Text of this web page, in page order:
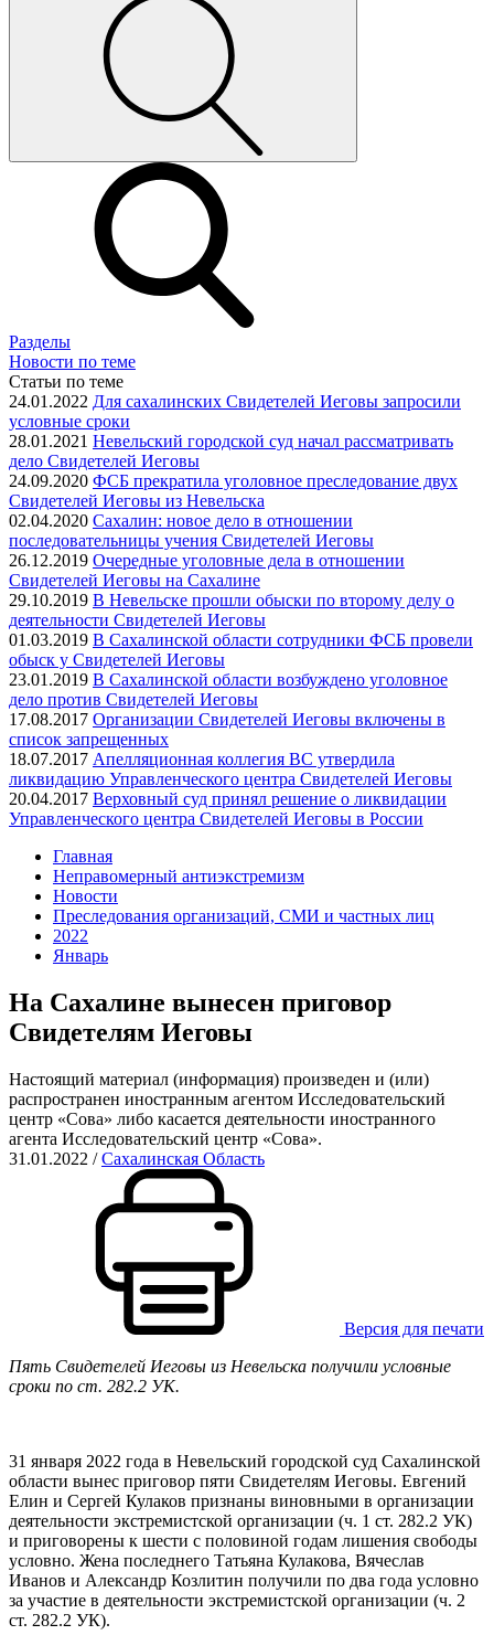
Разделы
Новости по теме
Статьи по теме
24.01.2022 Для сахалинских Свидетелей Иеговы запросили
условные сроки
28.01.2021 Невельский городской суд начал рассматривать
дело Свидетелей Иеговы
24.09.2020 ФСБ прекратила уголовное преследование двух
Свидетелей Иеговы из Невельска
02.04.2020 Сахалин: новое дело в отношении
последовательницы учения Свидетелей Иеговы
26.12.2019 Очередные уголовные дела в отношении
Свидетелей Иеговы на Сахалине
29.10.2019 В Невельске прошли обыски по второму делу о
деятельности Свидетелей Иеговы
01.03.2019 В Сахалинской области сотрудники ФСБ провели
обыск у Свидетелей Иеговы
23.01.2019 В Сахалинской области возбуждено уголовное
дело против Свидетелей Иеговы
17.08.2017 Организации Свидетелей Иеговы включены в
список запрещенных
18.07.2017 Апелляционная коллегия ВC утвердила
ликвидацию Управленческого центра Свидетелей Иеговы
20.04.2017 Верховный суд принял решение о ликвидации
Управленческого центра Свидетелей Иеговы в России
Главная
Неправомерный антиэкстремизм
Новости
Преследования организаций, СМИ и частных лиц
2022
Январь
На Сахалине вынесен приговор
Свидетелям Иеговы
Настоящий материал (информация) произведен и (или)
распространен иностранным агентом Исследовательский
центр «Сова» либо касается деятельности иностранного
агента Исследовательский центр «Сова».
31.01.2022 /Сахалинская Область
Версия для печати
Пять Свидетелей Иеговы из Невельска получили условные
сроки по ст. 282.2 УК.
31 января 2022 года в Невельский городской суд Сахалинской
области вынес приговор пяти Свидетелям Иеговы. Евгений
Елин и Сергей Кулаков признаны виновными в организации
деятельности экстремистской организации (ч. 1 ст. 282.2 УК)
и приговорены к шести с половиной годам лишения свободы
условно. Жена последнего Татьяна Кулакова, Вячеслав
Иванов и Александр Козлитин получили по два года условно
за участие в деятельности экстремистской организации (ч. 2
ст. 282.2 УК).